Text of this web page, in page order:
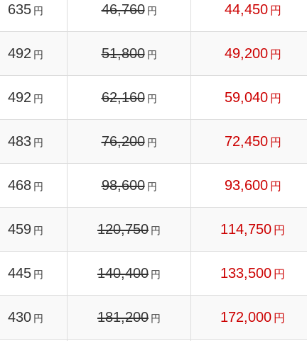
635 円 46,760 円 44,450 円
492 円 51,800 円 49,200 円
492 円 62,160 円 59,040 円
483 円 76,200 円 72,450 円
468 円 98,600 円 93,600 円
459 円 120,750 円 114,750 円
445 円 140,400 円 133,500 円
430 円 181,200 円 172,000 円